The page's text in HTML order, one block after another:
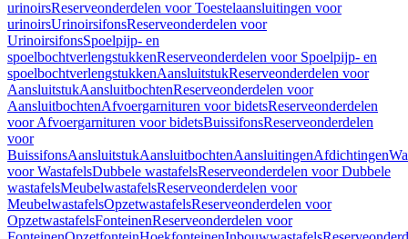
urinoirsReserveonderdelen voor Toestelaansluitingen voor
urinoirsUrinoirsifonsReserveonderdelen voor
UrinoirsifonsSpoelpijp- en
spoelbochtverlengstukkenReserveonderdelen voor Spoelpijp- en
spoelbochtverlengstukkenAansluitstukReserveonderdelen voor
AansluitstukAansluitbochtenReserveonderdelen voor
AansluitbochtenAfvoergarnituren voor bidetsReserveonderdelen
voor Afvoergarnituren voor bidetsBuissifonsReserveonderdelen
voor
BuissifonsAansluitstukAansluitbochtenAansluitingenAfdichtingen
voor WastafelsDubbele wastafelsReserveonderdelen voor Dubbele
wastafelsMeubelwastafelsReserveonderdelen voor
MeubelwastafelsOpzetwastafelsReserveonderdelen voor
OpzetwastafelsFonteinenReserveonderdelen voor